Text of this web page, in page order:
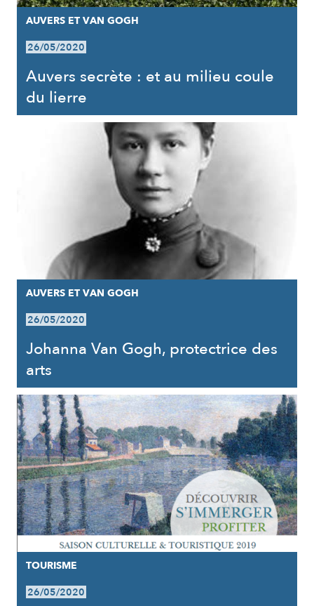
AUVERS ET VAN GOGH
26/05/2020
Auvers secrète : et au milieu coule
du lierre
AUVERS ET VAN GOGH
26/05/2020
Johanna Van Gogh, protectrice des
arts
TOURISME
26/05/2020